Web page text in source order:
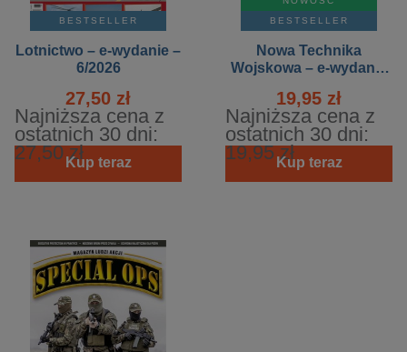
BESTSELLER
Lotnictwo – e-wydanie –
6/2026
27,50 zł
Najniższa cena z
ostatnich 30 dni:
27,50 złKup teraz
BESTSELLER
Nowa Technika
Wojskowa – e-wydanie
19,95 zł
Najniższa cena z
ostatnich 30 dni:
19,95 złKup teraz